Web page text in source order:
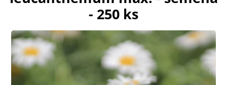
- 250 ks